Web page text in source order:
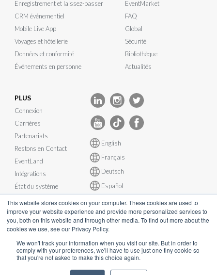
This website stores cookies on your computer. These cookies are used to
improve your website experience and provide more personalized services to
you, both on this website and through other media. To find out more about the
cookies we use, see our Privacy Policy.
We won't track your information when you visit our site. But in order to
comply with your preferences, we'll have to use just one tiny cookie so
that you're not asked to make this choice again.
Enregistrement et laissez-passer
CRM événementiel
Mobile Live App
Voyages et hôtellerie
Données et conformité
Événements en personne
EventMarket
FAQ
Global
Sécurité
Bibliothèque
Actualités
PLUS
Connexion
Carrières
Partenariats
Restons en Contact
EventLand
Intégrations
État du système
English
Français
Deutsch
Español
© InEvent, Inc. 2026
Conditions d'utilisation • Politique de confidentialité